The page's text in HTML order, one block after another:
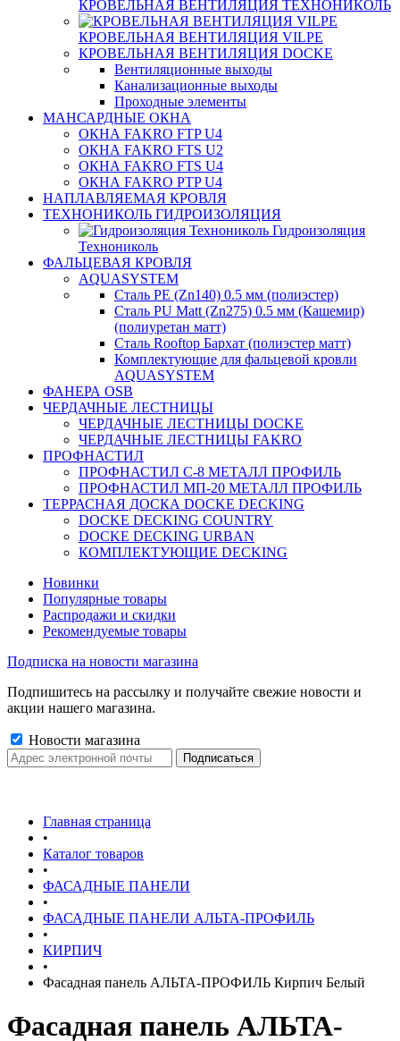
КРОВЕЛЬНАЯ ВЕНТИЛЯЦИЯ ТЕХНОНИКОЛЬ
КРОВЕЛЬНАЯ ВЕНТИЛЯЦИЯ VILPE
КРОВЕЛЬНАЯ ВЕНТИЛЯЦИЯ DOCKE
Вентиляционные выходы
Канализационные выходы
Проходные элементы
МАНСАРДНЫЕ ОКНА
ОКНА FAKRO FTP U4
ОКНА FAKRO FTS U2
ОКНА FAKRO FTS U4
ОКНА FAKRO PTP U4
НАПЛАВЛЯЕМАЯ КРОВЛЯ
ТЕХНОНИКОЛЬ ГИДРОИЗОЛЯЦИЯ
Гидроизоляция
Технониколь
ФАЛЬЦЕВАЯ КРОВЛЯ
AQUASYSTEM
Сталь PE (Zn140) 0.5 мм (полиэстер)
Сталь PU Matt (Zn275) 0.5 мм (Кашемир)
(полиуретан матт)
Сталь Rooftop Бархат (полиэстер матт)
Комплектующие для фальцевой кровли
AQUASYSTEM
ФАНЕРА OSB
ЧЕРДАЧНЫЕ ЛЕСТНИЦЫ
ЧЕРДАЧНЫЕ ЛЕСТНИЦЫ DOCKE
ЧЕРДАЧНЫЕ ЛЕСТНИЦЫ FAKRO
ПРОФНАСТИЛ
ПРОФНАСТИЛ C-8 МЕТАЛЛ ПРОФИЛЬ
ПРОФНАСТИЛ МП-20 МЕТАЛЛ ПРОФИЛЬ
ТЕРРАСНАЯ ДОСКА DOCKE DECKING
DOCKE DECKING COUNTRY
DOCKE DECKING URBAN
КОМПЛЕКТУЮЩИЕ DECKING
Новинки
Популярные товары
Распродажи и скидки
Рекомендуемые товары
Подписка на новости магазина
Подпишитесь на рассылку и получайте свежие новости и
акции нашего магазина.
Новости магазина
Главная страница
•
Каталог товаров
•
ФАСАДНЫЕ ПАНЕЛИ
•
ФАСАДНЫЕ ПАНЕЛИ АЛЬТА-ПРОФИЛЬ
•
КИРПИЧ
•
Фасадная панель АЛЬТА-ПРОФИЛЬ Кирпич Белый
Фасадная панель АЛЬТА-